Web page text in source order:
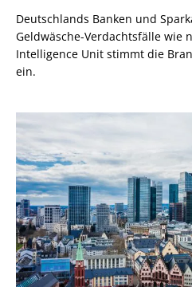
Deutschlands Banken und
Geldwäsche-Verdachtsfälle wie
Intelligence Unit stimmt die
ein.